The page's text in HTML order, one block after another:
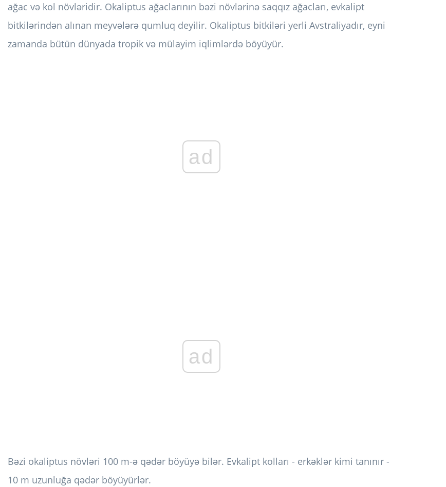
ağac və kol növləridir. Okaliptus ağaclarının bəzi növlərinə saqqız ağacları, evkalipt
bitkilərindən alınan meyvələrə qumluq deyilir. Okaliptus bitkiləri yerli Avstraliyadır, eyni
zamanda bütün dünyada tropik və mülayim iqlimlərdə böyüyür.
ad
ad
Bəzi okaliptus növləri 100 m-ə qədər böyüyə bilər. Evkalipt kolları - erkəklər kimi tanınır -
10 m uzunluğa qədər böyüyürlər.